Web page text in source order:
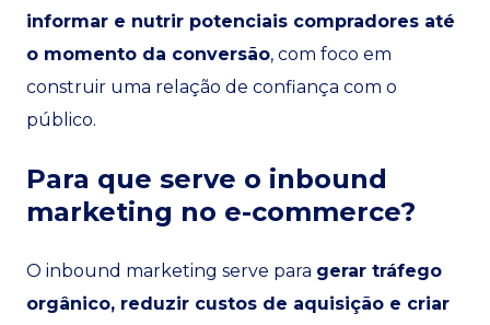
informar e nutrir potenciais compradores até
o momento da conversão, com foco em
construir uma relação de confiança com o
público.
Para que serve o inbound
marketing no e-commerce?
O inbound marketing serve para gerar tráfego
orgânico, reduzir custos de aquisição e criar